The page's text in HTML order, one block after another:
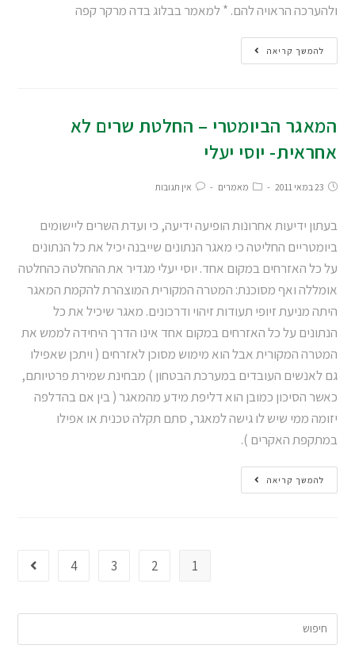
ולהערכה הראויה להם. * למאמר בבלוג בדה מרקר קפה
להמשך קריאה
המאגר הביומטרי – החלטת שרים לא
אחראית- יוסי יעלי
23 במאי 2011 מאמרים אין תגובות
בעתון ידיעות אחרונות הופיעה ידיעה, כי ועדת השרים ליישומים
ביומטריים החליטה כי מאגר הנתונים שייבנה יכיל את כל הנתונים
על כל האזרחים במקום אחד. יוסי יעלי מגדיר את ההחלטה כהחלטה
אומללה ואף מסוכנת: המטרה המקורית המוצהרת להקמת המאגר
היתה מניעת זיופי תעודות זיהוי ודרכונים. מאגר שיכיל את כל
הנתונים על כל האזרחים במקום אחד אינו הדרך היחידה לממש את
המטרה המקורית אבל הוא מימוש מסוכן לאזרחים ( ויתכן שאפילו
גם לאנשים העובדים במערכת הבטחון ) מבחינת שמירת פרטיותם,
כאשר הסיכון כמובן הוא דליפת מידע מהמאגר ( בין אם בהדלפה
יזומה ממי שיש לו גישה למאגר, סתם תקלה טכנית או אפילו
במתקפת האקרים ).
להמשך קריאה
1
2
3
4